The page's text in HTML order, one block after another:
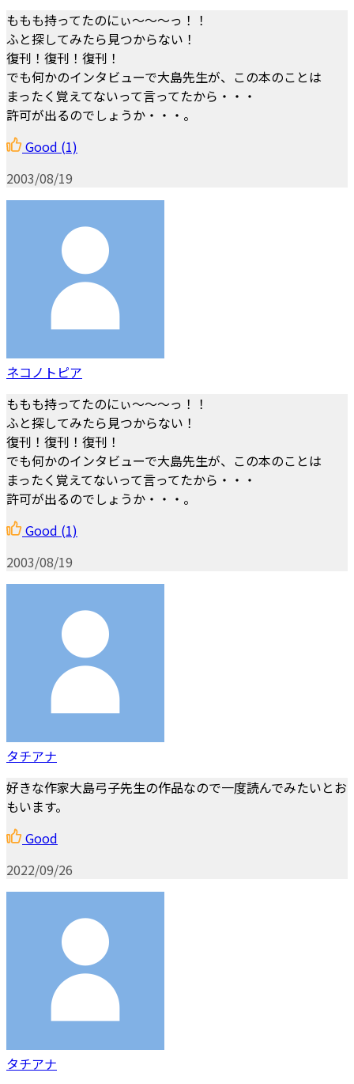
ももも持ってたのにぃ～～～っ！！
ふと探してみたら見つからない！
復刊！復刊！復刊！
でも何かのインタビューで大島先生が、この本のことは
まったく覚えてないって言ってたから・・・
許可が出るのでしょうか・・・。
Good (1)
2003/08/19
ネコノトピア
ももも持ってたのにぃ～～～っ！！
ふと探してみたら見つからない！
復刊！復刊！復刊！
でも何かのインタビューで大島先生が、この本のことは
まったく覚えてないって言ってたから・・・
許可が出るのでしょうか・・・。
Good (1)
2003/08/19
タチアナ
好きな作家大島弓子先生の作品なので一度読んでみたいとお
もいます。
Good
2022/09/26
タチアナ